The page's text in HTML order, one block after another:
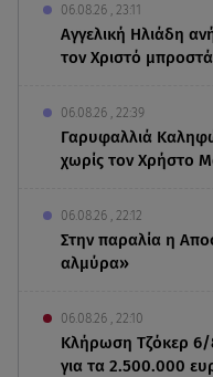
06.08.26 , 23:11
Αγγελική Ηλιάδη
τον Χριστό
06.08.26 , 22:39
Γαρυφαλλιά
χωρίς τον Χρήστο
06.08.26 , 22:12
Στην παραλία η
αλμύρα»
06.08.26 , 22:10
Κλήρωση Τζόκερ 6/
για τα 2.500.000